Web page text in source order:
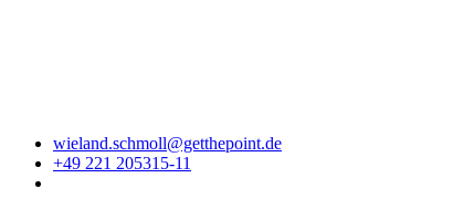
wieland.schmoll@getthepoint.de
+49 221 205315-11